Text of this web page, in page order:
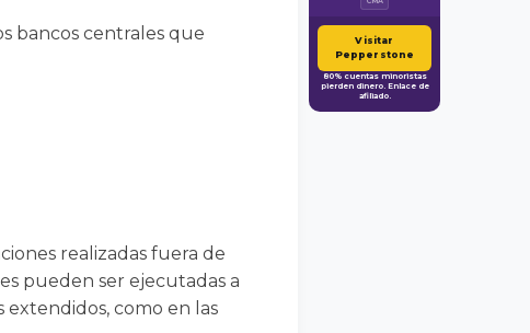
bancos centrales que
realizadas fuera de
pueden ser ejecutadas a
como en las
Visitar
Pepperstone
80% cuentas minoristas
pierden dinero. Enlace de
afiliado.